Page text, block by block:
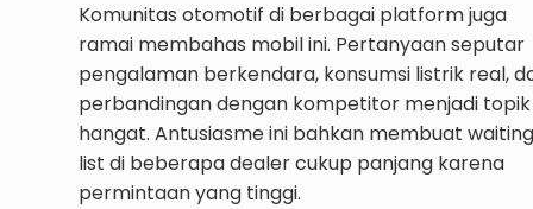
Komunitas otomotif di berbagai platform juga
ramai membahas mobil ini. Pertanyaan seputar
pengalaman berkendara, konsumsi listrik real,
perbandingan dengan kompetitor menjadi topik
hangat. Antusiasme ini bahkan membuat waiting
list di beberapa dealer cukup panjang karena
permintaan yang tinggi.